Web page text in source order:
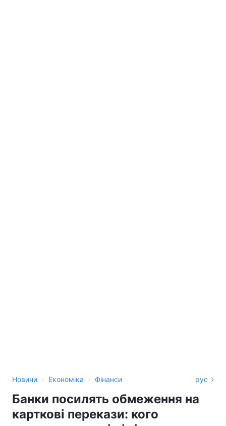
Новини › Економіка › Фінанси рус
Банки посилять обмеження на
карткові перекази: кого